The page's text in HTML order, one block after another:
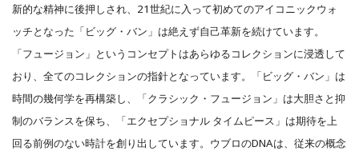
新的な精神に後押しされ、21世紀に入って初めてのアイコニックウォ
ッチとなった「ビッグ・バン」は絶えず自己革新を続けています。
「フュージョン」というコンセプトはあらゆるコレクションに浸透して
おり、全てのコレクションの指針となっています。「ビッグ・バン」は
時間の幾何学を再構築し、「クラシック・フュージョン」は大胆さと抑
制のバランスを保ち、「エクセプショナル タイムピース」は期待を上
回る前例のない時計を創り出しています。ウブロのDNAは、従来の概念